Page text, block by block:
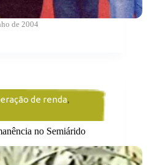
de 2004
de renda,
no Semiárido